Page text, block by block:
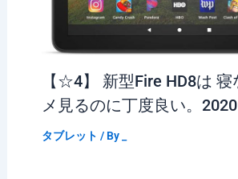
【☆4】 新型Fire HD8は 寝
メ見るのに丁度良い。2020
タブレット / By